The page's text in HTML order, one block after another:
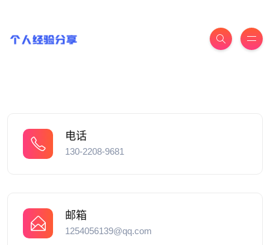
电话
130-2208-9681
邮箱
1254056139@qq.com